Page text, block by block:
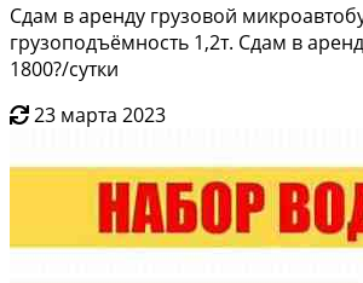
Сдам в аренду грузовой
грузоподъёмность 1,2т. Сдам в
1800?/сутки
23 марта 2023